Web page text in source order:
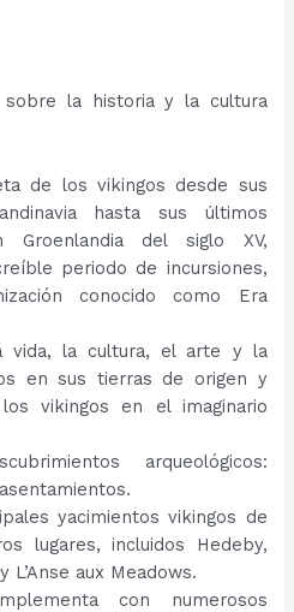
la historia y la cultura
de los vikingos desde sus
hasta sus últimos
Groenlandia del siglo XV,
periodo de incursiones,
conocido como Era
vida, la cultura, el arte y la
en sus tierras de origen y
vikingos en el imaginario
arqueológicos:
yacimientos vikingos de
lugares, incluidos Hedeby,
L’Anse aux Meadows.
con numerosos